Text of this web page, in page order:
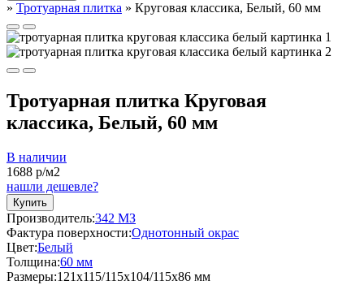
» Тротуарная плитка » Круговая классика, Белый, 60 мм
Тротуарная плитка Круговая
классика, Белый, 60 мм
В наличии
1688 р/м2
нашли дешевле?
Купить
Производитель:342 МЗ
Фактура поверхности:Однотонный окрас
Цвет:Белый
Толщина:60 мм
Размеры:121x115/115x104/115x86 мм